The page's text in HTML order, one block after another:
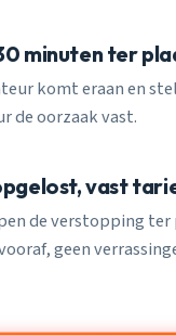
minuten ter
komt eraan en
de oorzaak vast.
vast
de verstopping ter
geen